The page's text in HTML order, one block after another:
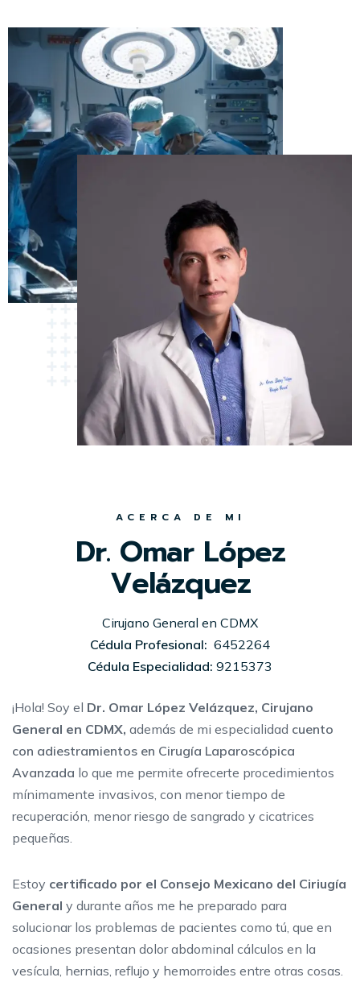
ACERCA DE MI
Dr. Omar López
Velázquez
Cirujano General en CDMX
Cédula Profesional: 6452264
Cédula Especialidad: 9215373
¡Hola! Soy el Dr. Omar López Velázquez, Cirujano
General en CDMX, además de mi especialidad cuento
con adiestramientos en Cirugía Laparoscópica
Avanzada lo que me permite ofrecerte procedimientos
mínimamente invasivos, con menor tiempo de
recuperación, menor riesgo de sangrado y cicatrices
pequeñas.
Estoy certificado por el Consejo Mexicano del Ciriugía
General y durante años me he preparado para
solucionar los problemas de pacientes como tú, que en
ocasiones presentan dolor abdominal cálculos en la
vesícula, hernias, reflujo y hemorroides entre otras cosas.